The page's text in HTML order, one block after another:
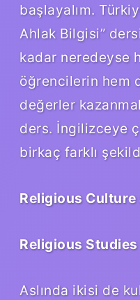
başlayalım.
Ahlak Bilgisi”
kadar neredeyse
öğrencilerin hem
değerler
ders. İngilizceye
birkaç farklı
Religious Culture
Religious
Aslında ikisi de